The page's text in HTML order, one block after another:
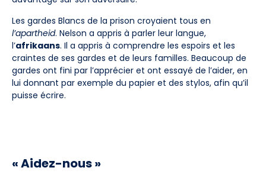
Les gardes Blancs de la prison croyaient tous en
l’apartheid. Nelson a appris à parler leur langue,
l’afrikaans. Il a appris à comprendre les espoirs et les
craintes de ses gardes et de leurs familles. Beaucoup de
gardes ont fini par l’apprécier et ont essayé de l’aider, en
lui donnant par exemple du papier et des stylos, afin qu’il
puisse écrire.
« Aidez-nous »